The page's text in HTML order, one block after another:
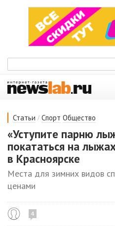
Статьи / Спорт Общество
«Уступите парню
покататься на
в Красноярске
Места для зимних видов
ценами
4